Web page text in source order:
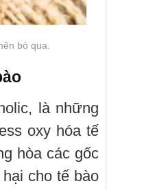
bỏ qua.
là những
oxy hóa tế
hòa các gốc
cho tế bào